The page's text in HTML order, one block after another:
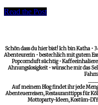
Read the Post
Schön dass du hier bist! Ich bin Katha
Abenteurerin • bestechlich mit gutem
Popcornduft süchtig •
Ahnungslosigkeit • wünsche mir das
Auf meinem Blog findet ihr jede
Abenteuerreisen, Restauranttipps für
Mottoparty-Ideen, Kostüm-